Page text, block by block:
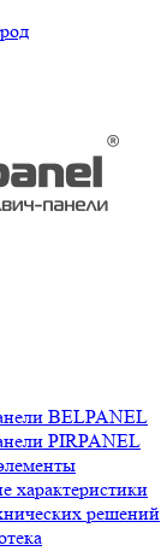
BELPANEL
PIRPANEL
характеристики
решений